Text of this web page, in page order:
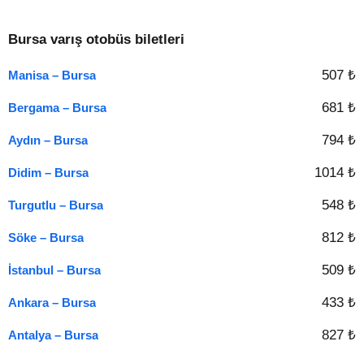
Bursa varış otobüs biletleri
Manisa – Bursa 507 ₺
Bergama – Bursa 681 ₺
Aydın – Bursa 794 ₺
Didim – Bursa 1014 ₺
Turgutlu – Bursa 548 ₺
Söke – Bursa 812 ₺
İstanbul – Bursa 509 ₺
Ankara – Bursa 433 ₺
Antalya – Bursa 827 ₺